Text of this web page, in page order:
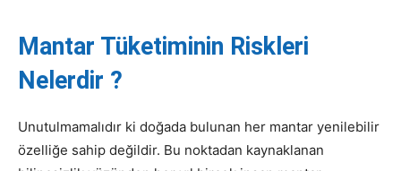
Mantar Tüketiminin Riskleri
Nelerdir ?
Unutulmamalıdır ki doğada bulunan her mantar yenilebilir
özelliğe sahip değildir. Bu noktadan kaynaklanan